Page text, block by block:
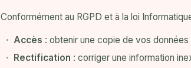
Conformément au RGPD et à la loi
Accès : obtenir une copie de vos données
Rectification : corriger une information